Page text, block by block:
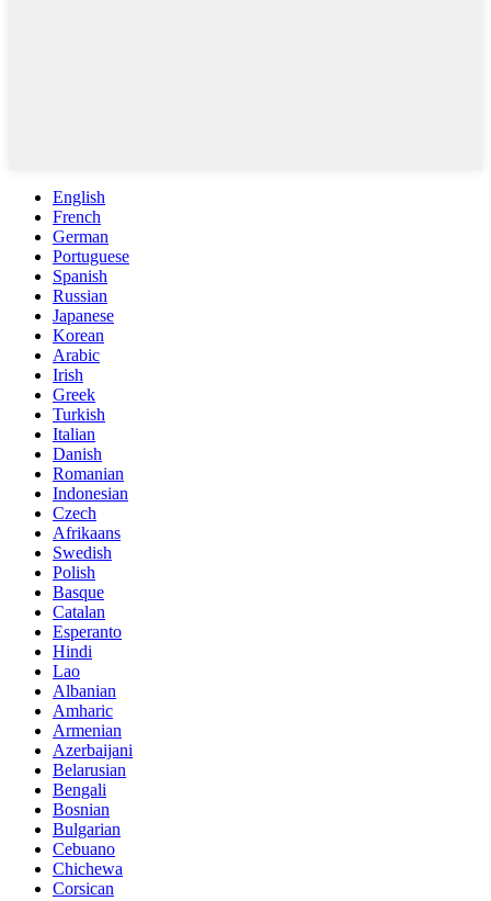
English
French
German
Portuguese
Spanish
Russian
Japanese
Korean
Arabic
Irish
Greek
Turkish
Italian
Danish
Romanian
Indonesian
Czech
Afrikaans
Swedish
Polish
Basque
Catalan
Esperanto
Hindi
Lao
Albanian
Amharic
Armenian
Azerbaijani
Belarusian
Bengali
Bosnian
Bulgarian
Cebuano
Chichewa
Corsican